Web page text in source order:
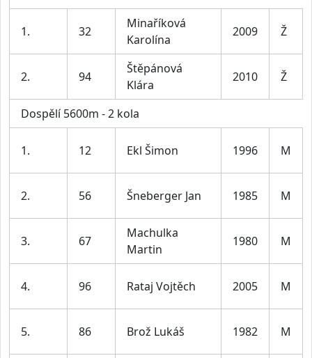
1. 32
Minaříková
Karolína
2009 Ž
2. 94
Štěpánová
Klára
2010 Ž
Dospělí 5600m - 2 kola
1. 12 Ekl Šimon 1996 M
2. 56 Šneberger Jan 1985 M
3. 67
Machulka
Martin
1980 M
4. 96 Rataj Vojtěch 2005 M
5. 86 Brož Lukáš 1982 M